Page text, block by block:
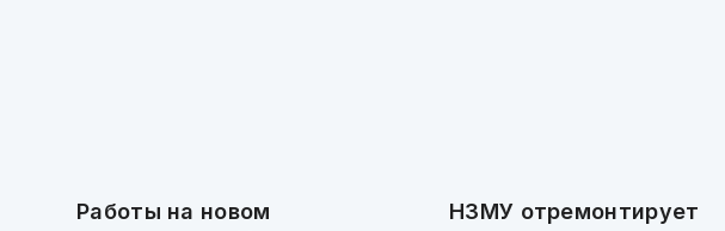
Работы на новом
НЗМУ отремонтирует